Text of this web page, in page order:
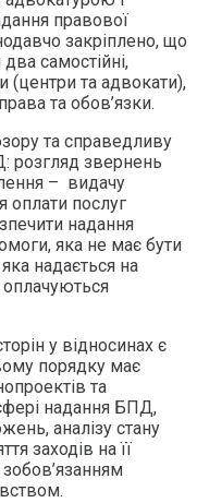
правової
закріплено, що
самостійні,
(центри та адвокати),
та обов’язки.
та справедливу
розгляд звернень
– видачу
оплати послуг
надання
яка не має бути
надається на
у відносинах є
порядку має
та
надання БПД,
аналізу стану
заходів на її